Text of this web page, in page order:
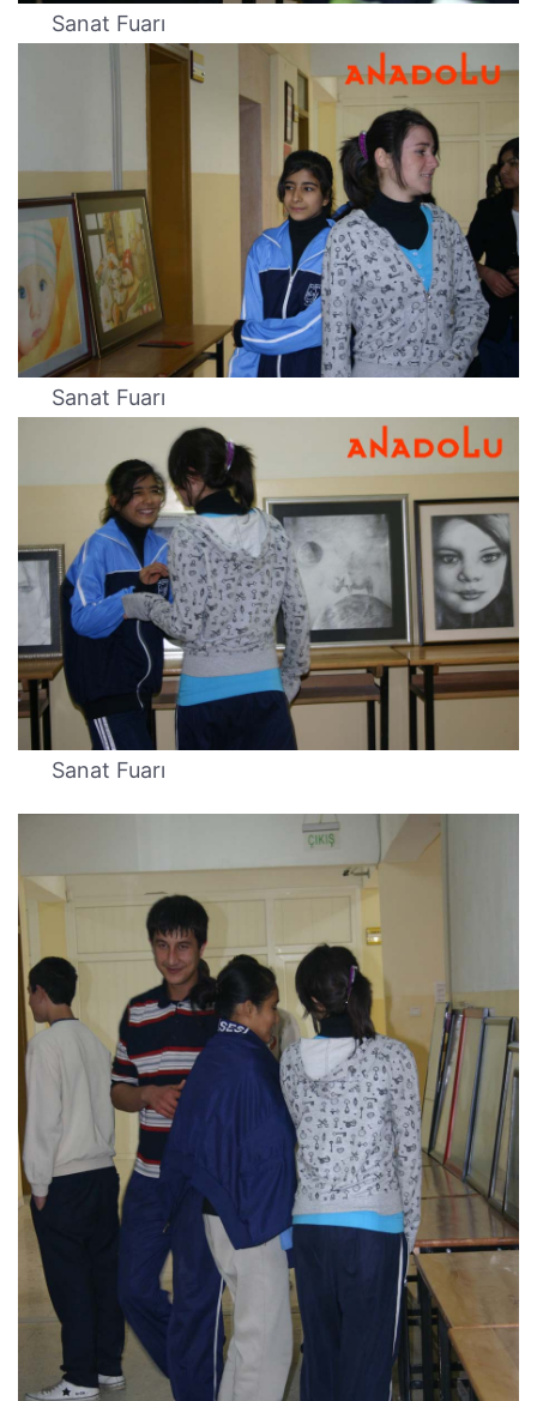
Sanat Fuarı
Sanat Fuarı
Sanat Fuarı